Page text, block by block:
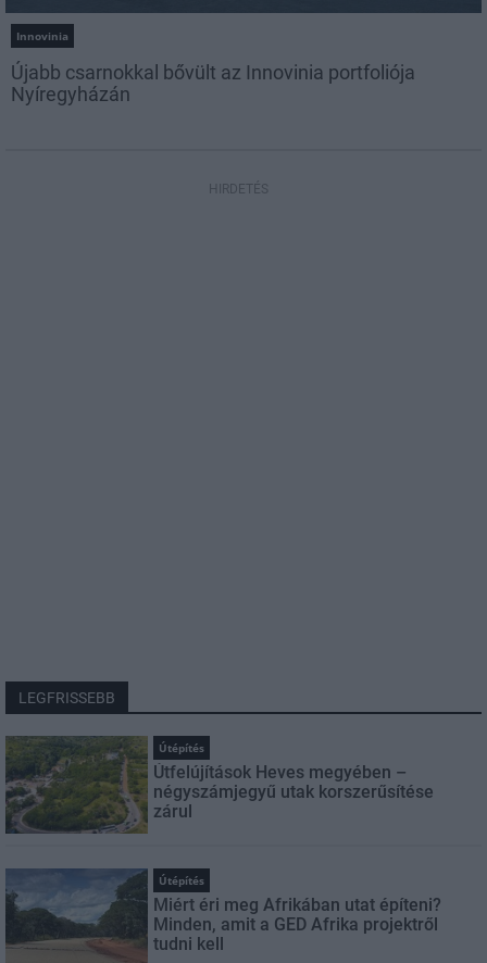
Innovinia
Újabb csarnokkal bővült az Innovinia portfoliója
Nyíregyházán
HIRDETÉS
LEGFRISSEBB
Útépítés
Útfelújítások Heves megyében –
négyszámjegyű utak korszerűsítése
zárul
Útépítés
Miért éri meg Afrikában utat építeni?
Minden, amit a GED Afrika projektről
tudni kell